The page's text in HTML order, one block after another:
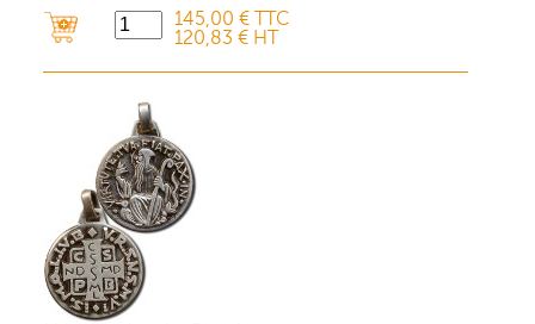
145,00 € TTC
120,83 € HT